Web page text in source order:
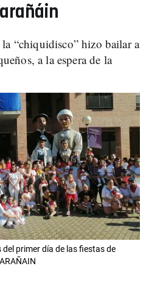
“chiquidisco” hizo bailar a
a la espera de la
primer día de las fiestas de